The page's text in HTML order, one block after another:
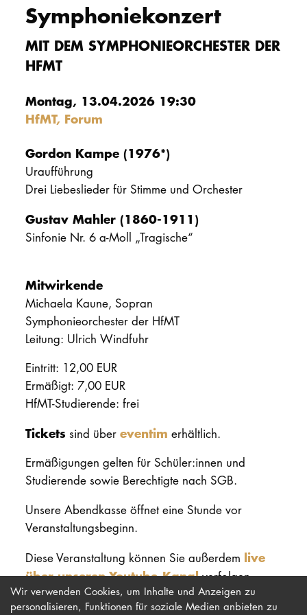
Symphoniekonzert
MIT DEM SYMPHONIEORCHESTER DER
HFMT
Montag, 13.04.2026 19:30
HfMT, Forum
Gordon Kampe (1976*)
Uraufführung
Drei Liebeslieder für Stimme und Orchester
Gustav Mahler (1860-1911)
Sinfonie Nr. 6 a-Moll „Tragische“
Mitwirkende
Michaela Kaune, Sopran
Symphonieorchester der HfMT
Leitung: Ulrich Windfuhr
Eintritt: 12,00 EUR
Ermäßigt: 7,00 EUR
HfMT-Studierende: frei
Tickets sind über eventim erhältlich.
Ermäßigungen gelten für Schüler:innen und
Studierende sowie Berechtigte nach SGB.
Unsere Abendkasse öffnet eine Stunde vor
Veranstaltungsbeginn.
Diese Veranstaltung können Sie außerdem live
über unseren Youtube-Kanalverfolgen.
Wir verwenden Cookies, um Inhalte und Anzeigen zu
personalisieren, Funktionen für soziale Medien anbieten zu